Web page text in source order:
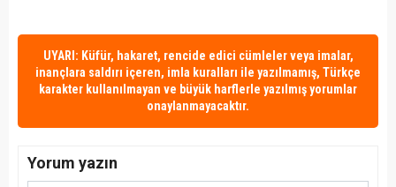
UYARI: Küfür, hakaret, rencide edici cümleler veya imalar,
inançlara saldırı içeren, imla kuralları ile yazılmamış, Türkçe
karakter kullanılmayan ve büyük harflerle yazılmış yorumlar
onaylanmayacaktır.
Yorum yazın